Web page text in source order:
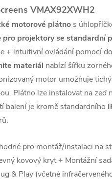
VMAX92XWH2
motorové plátno s
pro projektory se standardní
+ intuitivní ovládání pomocí
materiál nabízí šířku
motor umožňuje
Plátno lze instalovat na
balení je kromě standardního
pro montáž/instalaci na
kovový kryt + Montážní
& Play (včetně